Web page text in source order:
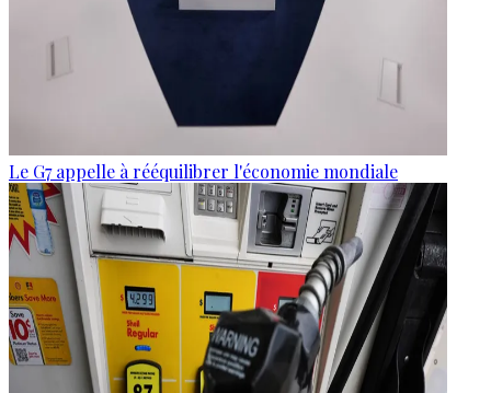
Le G7 appelle à rééquilibrer l'économie mondiale